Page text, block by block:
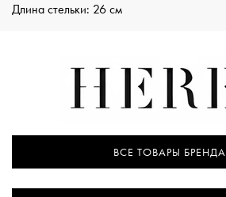
Длина стельки: 26 см
ВСЕ ТОВАРЫ БРЕНДА